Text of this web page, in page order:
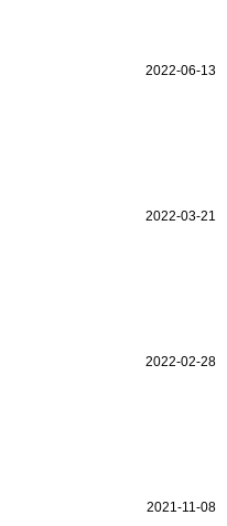
2022-06-13
2022-03-21
2022-02-28
2021-11-08